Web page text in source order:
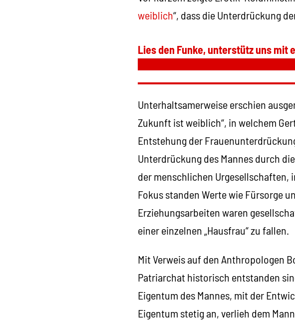
weiblich“, dass die Unterdrückung
Lies den Funke, unterstütz uns mit
Unterhaltsamerweise erschien
Zukunft ist weiblich“, in welchem
Entstehung der
Unterdrückung des Mannes durch
der menschlichen Urgesellschaften,
Fokus standen Werte wie Fürsorge
Erziehungsarbeiten waren
einer einzelnen „Hausfrau“ zu fallen.
Mit Verweis auf den Anthropologen
Patriarchat historisch entstanden
Eigentum des Mannes, mit der
Eigentum stetig an, verlieh dem